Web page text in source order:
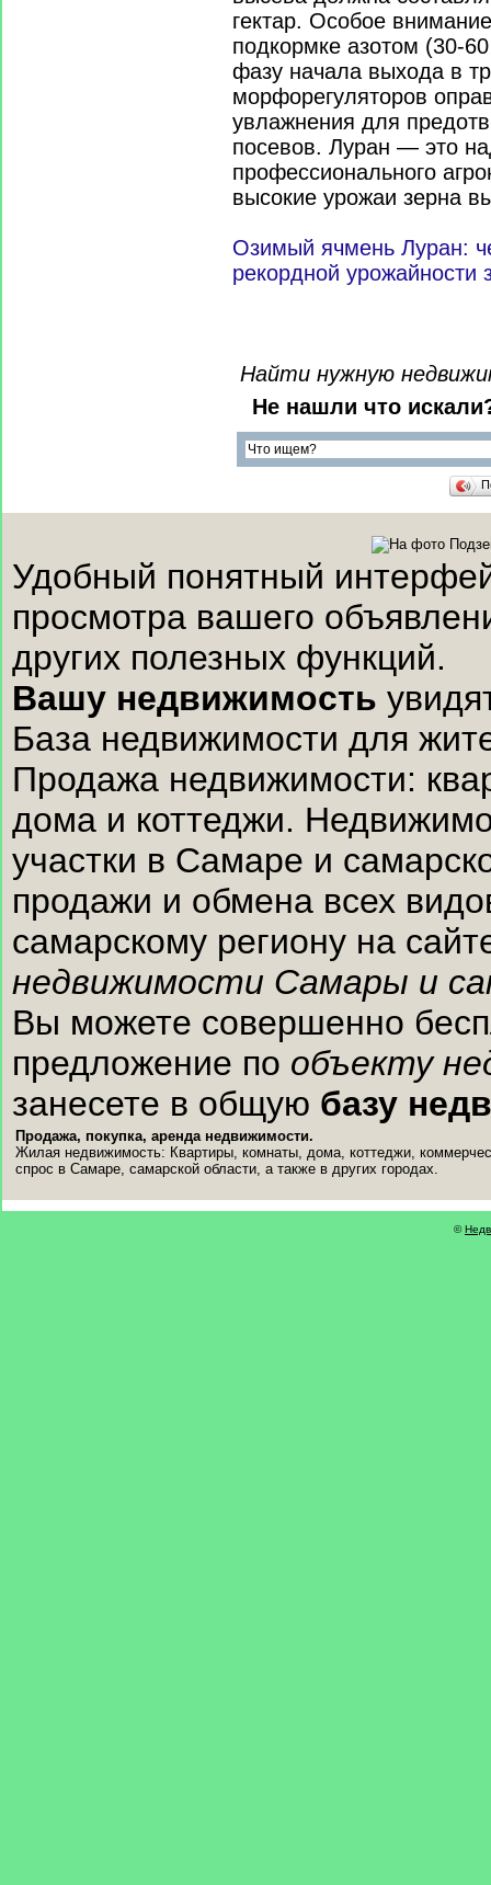
гектар. Особое
подкормке азотом (30-
фазу начала выхода в
морфорегуляторов
увлажнения для
посевов. Луран — это
профессионального
высокие урожаи зерна
Озимый ячмень Луран:
рекордной урожайности
Найти нужную
Не нашли что
Удобный понятный
просмотра вашего
других полезных функций.
Вашу недвижимость
База недвижимости для
Продажа недвижимости:
дома и коттеджи.
участки в Самаре и
продажи и обмена всех
самарскому региону на
недвижимости Самары и
Вы можете совершенно
предложение по объекту
занесете в общую базу
Продажа, покупка, аренда недвижимости.
Жилая недвижимость: Квартиры, комнаты, дома, коттеджи,
спрос в Самаре, самарской области, а также в других городах.
©